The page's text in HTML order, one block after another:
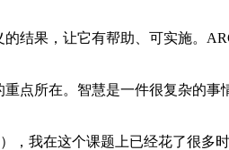
结果，让它有帮助、可实施。
点所在。智慧是一件很复杂的事
我在这个课题上已经花了很多